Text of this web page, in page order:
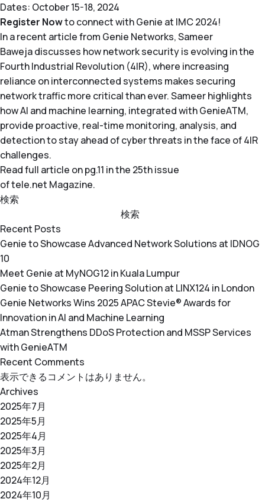
Dates: October 15-18, 2024
Register Nowto connect with Genie at IMC 2024!
In a recent article from Genie Networks,Sameer
Bawejadiscusses how network security is evolving in the
Fourth Industrial Revolution (4IR), where increasing
reliance on interconnected systems makes securing
network traffic more critical than ever. Sameer highlights
how AI and machine learning, integrated with GenieATM,
provide proactive, real-time monitoring, analysis, and
detection to stay ahead of cyber threats in the face of 4IR
challenges.
Readfull article on pg.11 in the 25th issue
oftele.net Magazine.
検索
検索
Recent Posts
Genie to Showcase Advanced Network Solutions at IDNOG
10
Meet Genie at MyNOG12 in Kuala Lumpur
Genie to Showcase Peering Solution at LINX124 in London
Genie Networks Wins 2025 APAC Stevie® Awards for
Innovation in AI and Machine Learning
Atman Strengthens DDoS Protection and MSSP Services
with GenieATM
Recent Comments
表示できるコメントはありません。
Archives
2025年7月
2025年5月
2025年4月
2025年3月
2025年2月
2024年12月
2024年10月